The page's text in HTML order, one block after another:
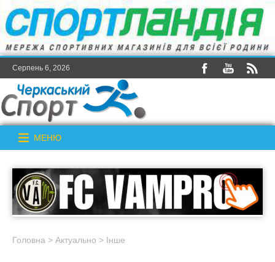
Серпень 6, 2026
МЕНЮ
Головна > Актуально > Інше